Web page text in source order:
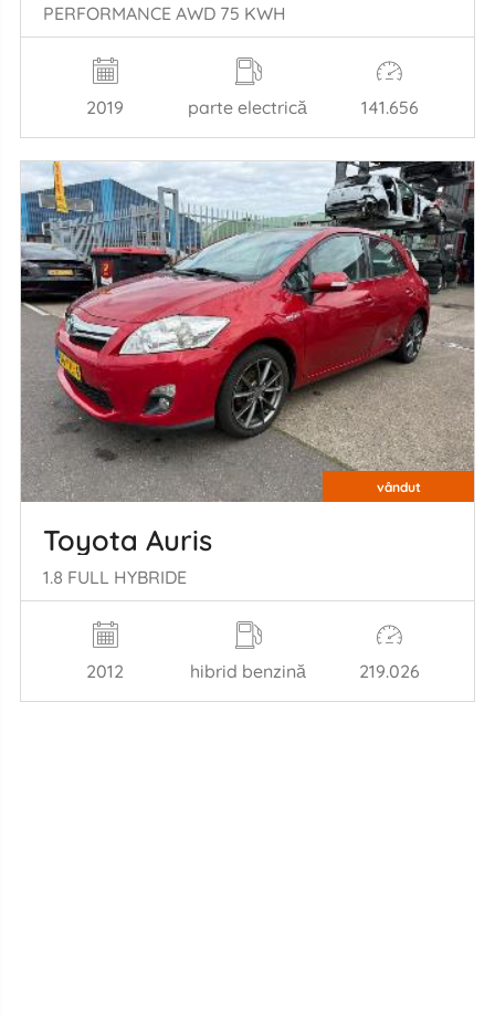
PERFORMANCE AWD 75 KWH
2019 parte electrică 141.656
vândut
Toyota Auris
1.8 FULL HYBRIDE
2012 hibrid benzină 219.026